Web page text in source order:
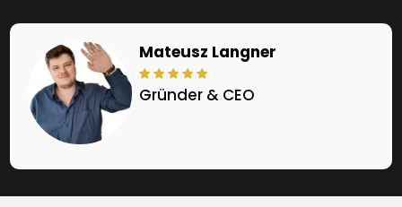
Mateusz Langner
Gründer & CEO